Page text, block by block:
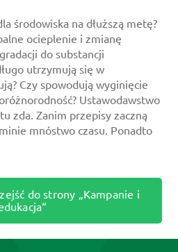
środowiska na dłuższą metę?
ocieplenie i zmianę
do substancji
utrzymują się w
Czy spowodują wyginięcie
Ustawodawstwo
zda. Zanim przepisy zaczną
mnóstwo czasu. Ponadto
do strony „Kampanie i